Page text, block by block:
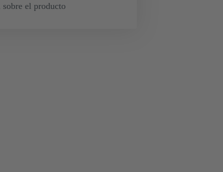
sobre el producto